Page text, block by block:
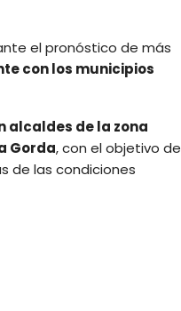
el pronóstico de más
con los municipios
alcaldes de la zona
Gorda, con el objetivo de
de las condiciones